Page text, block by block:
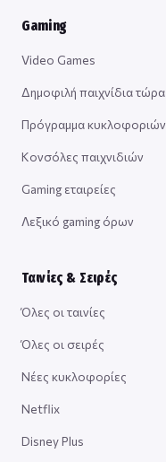
Gaming
Video Games
Δημοφιλή παιχνίδια τώρα
Πρόγραμμα κυκλοφοριών
Κονσόλες παιχνιδιών
Gaming εταιρείες
Λεξικό gaming όρων
Ταινίες & Σειρές
Όλες οι ταινίες
Όλες οι σειρές
Νέες κυκλοφορίες
Netflix
Disney Plus